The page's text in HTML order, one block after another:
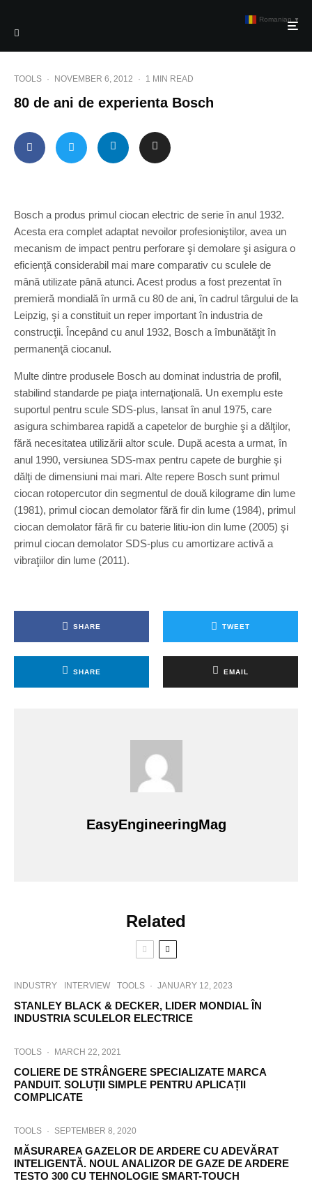
TOOLS · NOVEMBER 6, 2012 · 1 MIN READ
80 de ani de experienta Bosch
Bosch a produs primul ciocan electric de serie în anul 1932.
Acesta era complet adaptat nevoilor profesioniştilor, avea un
mecanism de impact pentru perforare şi demolare şi asigura o
eficienţă considerabil mai mare comparativ cu sculele de
mână utilizate până atunci. Acest produs a fost prezentat în
premieră mondială în urmă cu 80 de ani, în cadrul târgului de la
Leipzig, şi a constituit un reper important în industria de
construcţii. Începând cu anul 1932, Bosch a îmbunătăţit în
permanenţă ciocanul.
Multe dintre produsele Bosch au dominat industria de profil,
stabilind standarde pe piaţa internaţională. Un exemplu este
suportul pentru scule SDS-plus, lansat în anul 1975, care
asigura schimbarea rapidă a capetelor de burghie şi a dălţilor,
fără necesitatea utilizării altor scule. După acesta a urmat, în
anul 1990, versiunea SDS-max pentru capete de burghie şi
dălţi de dimensiuni mai mari. Alte repere Bosch sunt primul
ciocan rotopercutor din segmentul de două kilograme din lume
(1981), primul ciocan demolator fără fir din lume (1984), primul
ciocan demolator fără fir cu baterie litiu-ion din lume (2005) şi
primul ciocan demolator SDS-plus cu amortizare activă a
vibraţiilor din lume (2011).
SHARE TWEET
SHARE EMAIL
EasyEngineeringMag
Related
INDUSTRY INTERVIEW TOOLS · JANUARY 12, 2023
STANLEY BLACK & DECKER, LIDER MONDIAL ÎN
INDUSTRIA SCULELOR ELECTRICE
TOOLS · MARCH 22, 2021
COLIERE DE STRÂNGERE SPECIALIZATE MARCA
PANDUIT. SOLUȚII SIMPLE PENTRU APLICAȚII
COMPLICATE
TOOLS · SEPTEMBER 8, 2020
MĂSURAREA GAZELOR DE ARDERE CU ADEVĂRAT
INTELIGENTĂ. NOUL ANALIZOR DE GAZE DE ARDERE
TESTO 300 CU TEHNOLOGIE SMART-TOUCH
Romanian ▼